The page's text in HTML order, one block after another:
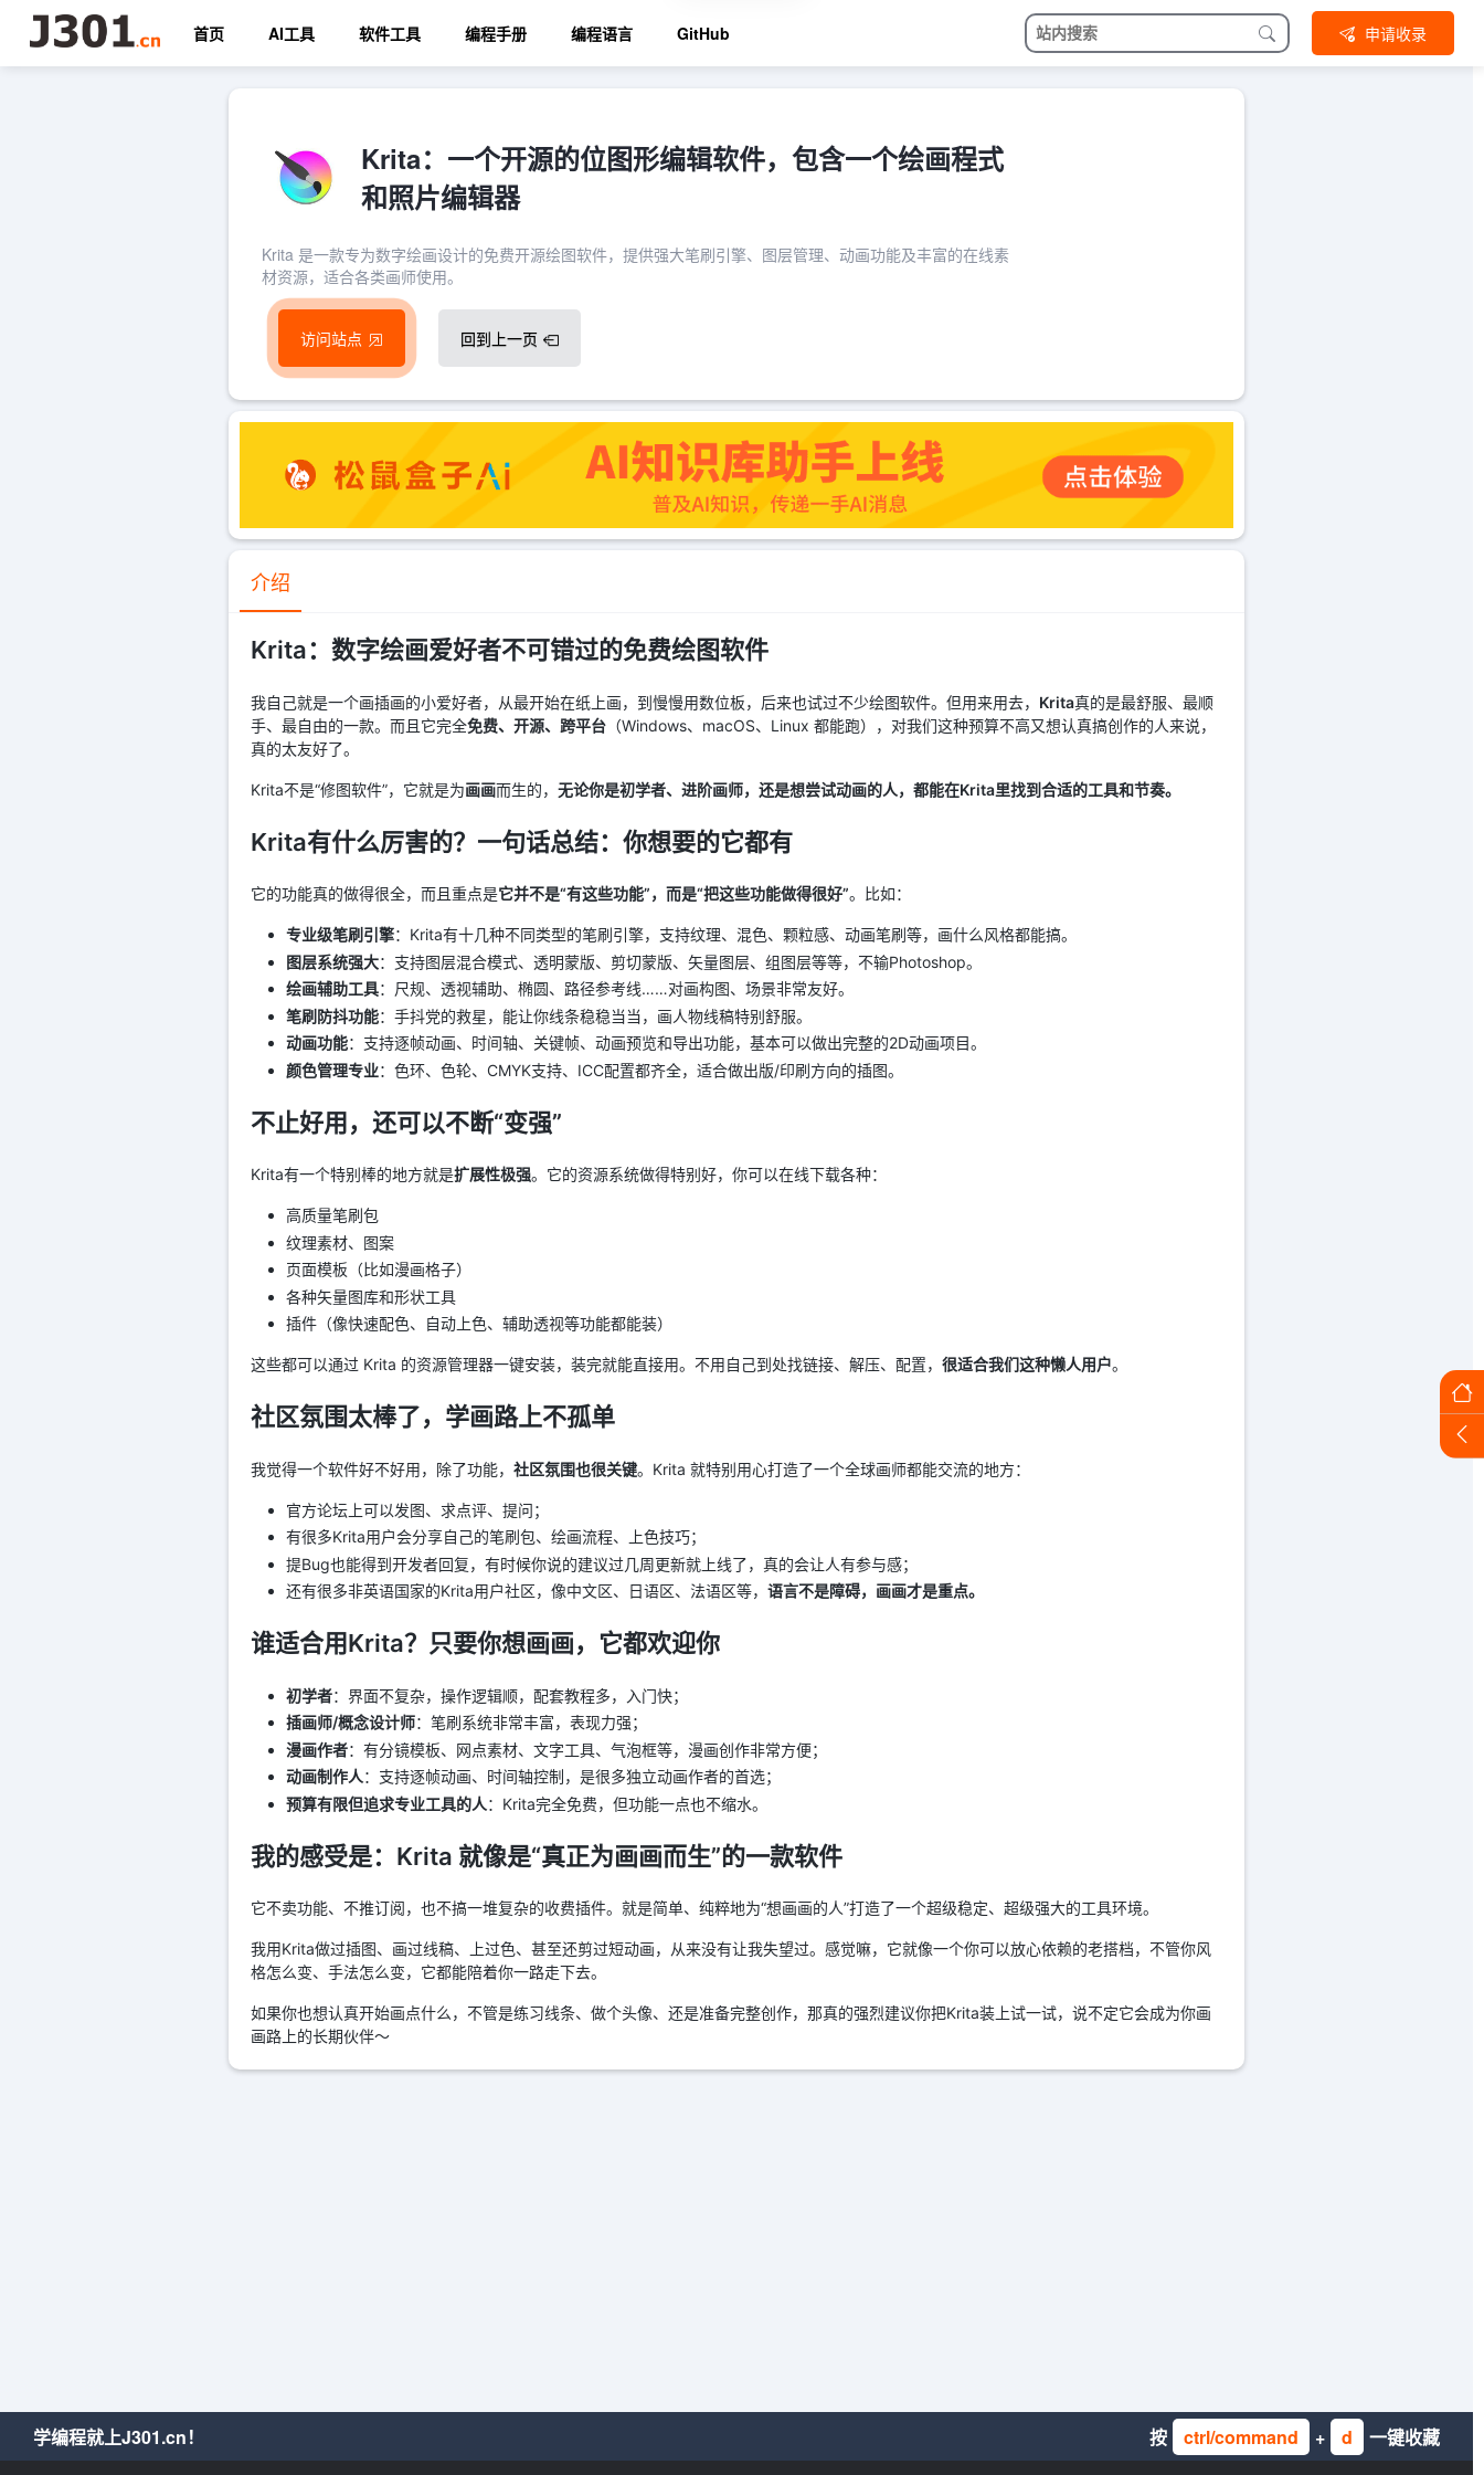
首页 AI工具 软件工具 编程手册 编程语言 GitHub 申请收录
Krita：一个开源的位图形编辑软件，包含一个绘画程式
和照片编辑器
Krita 是一款专为数字绘画设计的免费开源绘图软件，提供强大笔刷引擎、图层管理、动画功能及丰富的在线素
材资源，适合各类画师使用。
访问站点 回到上一页
介绍
Krita：数字绘画爱好者不可错过的免费绘图软件
我自己就是一个画插画的小爱好者，从最开始在纸上画，到慢慢用数位板，后来也试过不少绘图软件。但用来用去， Krita真的是最舒服、最顺
手、最自由的一款。而且它完全免费、开源、跨平台 （Windows、macOS、Linux 都能跑），对我们这种预算不高又想认真搞创作的人来说，
真的太友好了。
Krita不是“修图软件”，它就是为画画而生的， 无论你是初学者、进阶画师，还是想尝试动画的人，都能在Krita里找到合适的工具和节奏。
Krita有什么厉害的？一句话总结：你想要的它都有
它的功能真的做得很全，而且重点是它并不是“有这些功能”，而是“把这些功能做得很好”。比如：
专业级笔刷引擎：Krita有十几种不同类型的笔刷引擎，支持纹理、混色、颗粒感、动画笔刷等，画什么风格都能搞。
图层系统强大：支持图层混合模式、透明蒙版、剪切蒙版、矢量图层、组图层等等，不输Photoshop。
绘画辅助工具：尺规、透视辅助、椭圆、路径参考线……对画构图、场景非常友好。
笔刷防抖功能：手抖党的救星，能让你线条稳稳当当，画人物线稿特别舒服。
动画功能：支持逐帧动画、时间轴、关键帧、动画预览和导出功能，基本可以做出完整的2D动画项目。
颜色管理专业：色环、色轮、CMYK支持、ICC配置都齐全，适合做出版/印刷方向的插图。
不止好用，还可以不断“变强”
Krita有一个特别棒的地方就是扩展性极强。它的资源系统做得特别好，你可以在线下载各种：
高质量笔刷包
纹理素材、图案
页面模板（比如漫画格子）
各种矢量图库和形状工具
插件（像快速配色、自动上色、辅助透视等功能都能装）
这些都可以通过 Krita 的资源管理器一键安装，装完就能直接用。不用自己到处找链接、解压、配置， 很适合我们这种懒人用户。
社区氛围太棒了，学画路上不孤单
我觉得一个软件好不好用，除了功能， 社区氛围也很关键。Krita 就特别用心打造了一个全球画师都能交流的地方：
官方论坛上可以发图、求点评、提问；
有很多Krita用户会分享自己的笔刷包、绘画流程、上色技巧；
提Bug也能得到开发者回复，有时候你说的建议过几周更新就上线了，真的会让人有参与感；
还有很多非英语国家的Krita用户社区，像中文区、日语区、法语区等， 语言不是障碍，画画才是重点。
谁适合用Krita？只要你想画画，它都欢迎你
初学者：界面不复杂，操作逻辑顺，配套教程多，入门快；
插画师/概念设计师：笔刷系统非常丰富，表现力强；
漫画作者：有分镜模板、网点素材、文字工具、气泡框等，漫画创作非常方便；
动画制作人：支持逐帧动画、时间轴控制，是很多独立动画作者的首选；
预算有限但追求专业工具的人：Krita完全免费，但功能一点也不缩水。
我的感受是：Krita 就像是“真正为画画而生”的一款软件
它不卖功能、不推订阅，也不搞一堆复杂的收费插件。就是简单、纯粹地为“想画画的人”打造了一个超级稳定、超级强大的工具环境。
我用Krita做过插图、画过线稿、上过色、甚至还剪过短动画，从来没有让我失望过。感觉嘛，它就像一个你可以放心依赖的老搭档，不管你风
格怎么变、手法怎么变，它都能陪着你一路走下去。
如果你也想认真开始画点什么，不管是练习线条、做个头像、还是准备完整创作，那真的强烈建议你把Krita装上试一试，说不定它会成为你画
画路上的长期伙伴～
学编程就上J301.cn！ 按 ctrl/command + d 一键收藏